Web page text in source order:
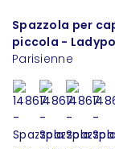
Spazzola per
piccola -
Parisienne